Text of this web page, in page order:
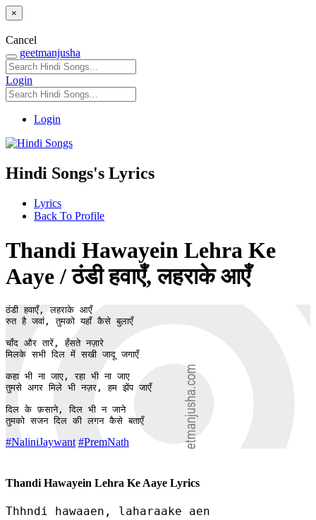
×
Cancel
geetmanjusha
Login
Login
Hindi Songs's Lyrics
Lyrics
Back To Profile
Thandi Hawayein Lehra Ke
Aaye / ठंडी हवाएँ, लहराके आएँ
ठंडी हवाएँ, लहराके आएँ
रुत है जवां, तुमको यहाँ कैसे बुलाएँ
चाँद और तारें, हँसते नज़ारे
मिलके सभी दिल में सखी जादू जगाएँ
कहा भी ना जाए, रहा भी ना जाए
तुमसे अगर मिले भी नज़र, हम झेंप जाएँ
दिल के फ़साने, दिल भी न जाने
तुमको सजन दिल की लगन कैसे बताएँ
#NaliniJaywant #PremNath
Thandi Hawayein Lehra Ke Aaye Lyrics
Thhndi hawaaen, laharaake aen